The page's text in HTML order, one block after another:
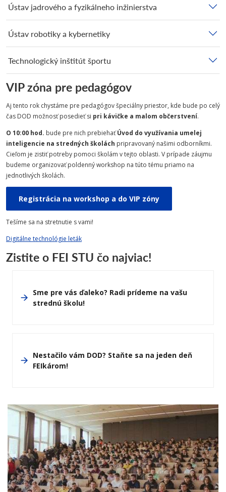
Ústav jadrového a fyzikálneho inžinierstva
Ústav robotiky a kybernetiky
Technologický inštitút športu
VIP zóna pre pedagógov
Aj tento rok chystáme pre pedagógov špeciálny priestor, kde bude po celý
čas DOD možnosť posedieť si pri kávičke a malom občerstvení.
O 10:00 hod. bude pre nich prebiehaťÚvod do využívania umelej
inteligencie na stredných školách pripravovaný našimi odborníkmi.
Cieľom je zistiť potreby pomoci školám v tejto oblasti. V prípade záujmu
budeme organizovať poldenný workshop na túto tému priamo na
jednotlivých školách.
Registrácia na workshop a do VIP zóny
Tešíme sa na stretnutie s vami!
Digitálne technológie leták
Zistite o FEI STU čo najviac!
Sme pre vás ďaleko? Radi prídeme na vašu
strednú školu!
Nestačilo vám DOD? Staňte sa na jeden deň
FEIkárom!